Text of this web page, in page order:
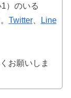
）のいる
Twitter、
Line
お願いしま